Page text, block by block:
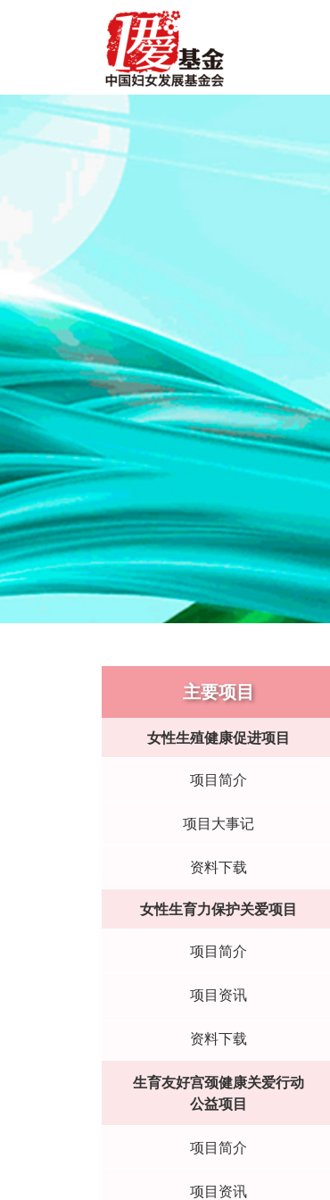
主要项目
女性生殖健康促进项目
项目简介
项目大事记
资料下载
女性生育力保护关爱项目
项目简介
项目资讯
资料下载
生育友好宫颈健康关爱行动
公益项目
项目简介
项目资讯